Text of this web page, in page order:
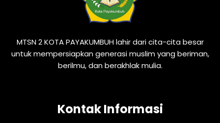
MTSN 2 KOTA PAYAKUMBUH lahir dari cita-cita besar
untuk mempersiapkan generasi muslim yang beriman,
berilmu, dan berakhlak mulia.
Kontak Informasi